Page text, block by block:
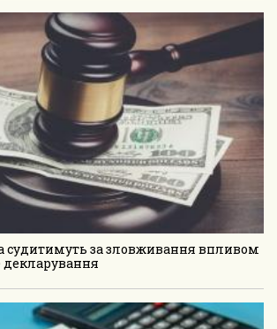
судитимуть за зловживання впливом
декларування